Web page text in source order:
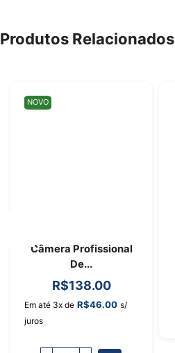
Produtos Relacionados
NOVO
Câmera Profissional
De...
R$138.00
Em até 3x de R$46.00 s/
juros